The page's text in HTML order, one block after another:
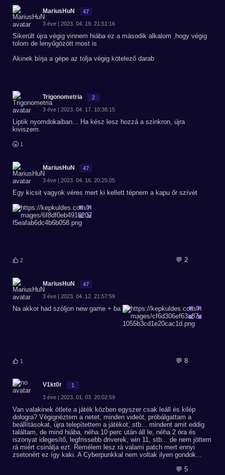
MariusHuN 47
3 éve | 2023. 04. 19. 21:51:16
Sikerült újra végig vinnem hiába ez a második alkalom ,hogy végig
tolom de lenyűgözött most is
Akinek bírja a gépe az tolja végig kötelező darab
Trigonometria 2
3 éve | 2023. 04. 17. 10:38:15
Liptik nyomdokaiban... Ha kész lesz hozzá a szinkron, újra
kiviszem.
1
MariusHuN 47
3 éve | 2023. 04. 16. 20:25:05
Egy kicsit vagyok véres mert ki kellett tépnem a kapu őr szívét
2 💬 2
MariusHuN 47
3 éve | 2023. 04. 12. 21:57:59
Na akkor had szóljon new game + ba
1 💬 8
V1kt0r 1
3 éve | 2023. 01. 03. 20:02:59
Van valakinek ötlete a játék közben egyszer csak leáll és kilép
dologra? Végignéztem a netet, minden videót, próbálgattam a
beállításokat, újra telepítettem a játékot, stb... mindent amit eddig
találtam, de mind hiába, néha 10 perc után áll le, néha 2 óra és
iszonyat idegesítő, legfrissebb driverek, win 11, stb... de nem jöttem
rá miért csinálja ezt. Remélem lesz rá valami patch mert ennyi
zsetonért ez így kaki. A Cyberpunkkal nem voltak ilyen gondok...
💬 5